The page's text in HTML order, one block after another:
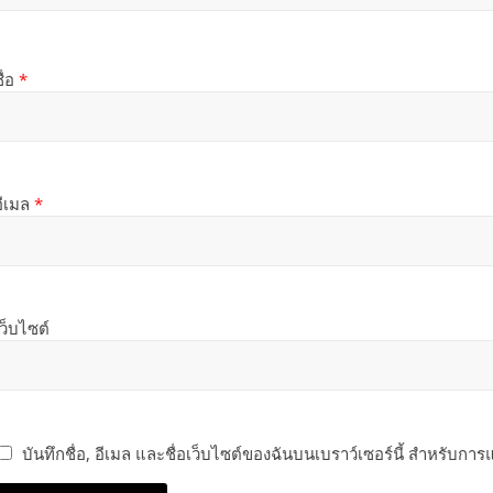
*
มล *
บไซต์
บันทึกชื่อ, อีเมล และชื่อเว็บไซต์ของฉันบนเบราว์เซอร์นี้ สำหรับกา